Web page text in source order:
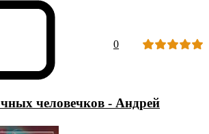
0
человечков - Андрей